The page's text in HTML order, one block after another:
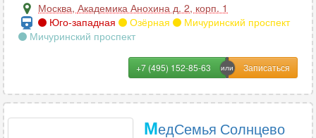
Москва, Академика Анохина д. 2, корп. 1
Юго-западная
Озёрная
Мичуринский проспект
Мичуринский проспект
+7 (495) 152-85-63
МедСемья Солнцево